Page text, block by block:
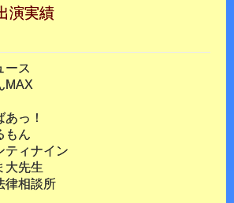
演実績
ース
MAX
っ！
もん
ィナイン
大先生
律相談所